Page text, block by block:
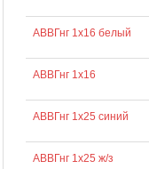
АВВГнг 1х16 белый
АВВГнг 1х16
АВВГнг 1х25 синий
АВВГнг 1х25 ж/з